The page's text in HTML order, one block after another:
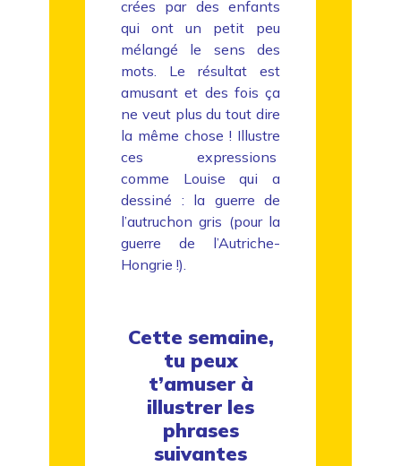
crées par des enfants
qui ont un petit peu
mélangé le sens des
mots. Le résultat est
amusant et des fois ça
ne veut plus du tout dire
la même chose ! Illustre
ces expressions
comme Louise qui a
dessiné : la guerre de
l’autruchon gris (pour la
guerre de l’Autriche-
Hongrie !).
Cette semaine,
tu peux
t’amuser à
illustrer les
phrases
suivantes